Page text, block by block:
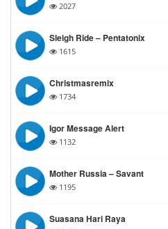
2027
Sleigh Ride – Pentatonix
1615
Christmasremix
1734
Igor Message Alert
1132
Mother Russia – Savant
1195
Suasana Hari Raya